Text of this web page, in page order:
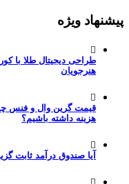
پیشنهاد ویژه
طراحی دیجیتال طلا با
هنرجویان
قیمت گرین وال و فنس
هزینه داشته باشیم؟
آیا صندوق درآمد ثابت